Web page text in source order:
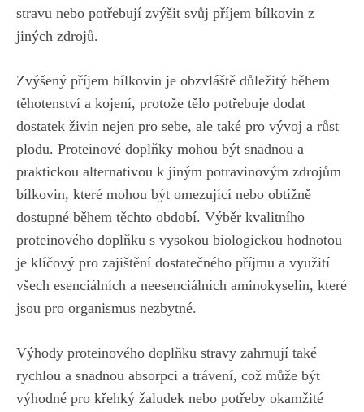
stravu nebo potřebují zvýšit svůj příjem⁢ bílkovin z‌
jiných⁣ zdrojů.
Zvýšený ‌příjem ⁣bílkovin je obzvláště důležitý během
těhotenství a ​kojení, protože ‍tělo⁤ potřebuje ​dodat
‌dostatek živin nejen pro sebe,⁤ ale​ také pro vývoj‌ a růst
plodu. Proteinové doplňky mohou být snadnou a
praktickou alternativou k⁢ jiným potravinovým zdrojům
bílkovin, ⁢které mohou‌ být omezující nebo obtížně
dostupné ⁤během ‌těchto období. Výběr‌ kvalitního
proteinového​ doplňku ⁢s vysokou biologickou hodnotou
je klíčový pro zajištění‌ dostatečného příjmu a ‍využití
všech ⁤esenciálních a neesenciálních aminokyselin, které
jsou pro organismus nezbytné.
Výhody proteinového⁢ doplňku stravy zahrnují také
rychlou a snadnou absorpci ‍a trávení, ⁢což může být⁣
výhodné pro křehký žaludek nebo potřeby ​okamžité‍